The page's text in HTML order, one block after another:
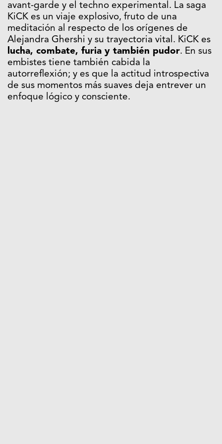
avant-garde y el techno experimental. La saga
KiCK es un viaje explosivo, fruto de una
meditación al respecto de los orígenes de
Alejandra Ghershi y su trayectoria vital. KiCK es
lucha, combate, furia y también pudor. En sus
embistes tiene también cabida la
autorreflexión; y es que la actitud introspectiva
de sus momentos más suaves deja entrever un
enfoque lógico y consciente.